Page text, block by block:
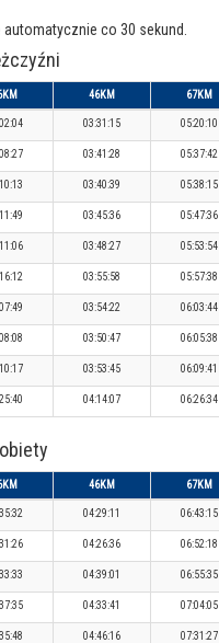
co 30 sekund.
46KM 67KM
03:31:15 05:20:10
03:41:28 05:37:42
03:40:39 05:38:15
03:45:36 05:47:36
03:48:27 05:53:54
03:55:58 05:57:38
03:54:22 06:03:44
03:50:47 06:05:38
03:53:45 06:09:41
04:14:07 06:26:34
46KM 67KM
04:29:11 06:43:15
04:26:36 06:52:18
04:39:01 06:55:35
04:33:41 07:04:05
04:46:16 07:31:27